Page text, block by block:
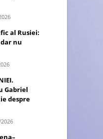
al Rusiei:
nu
Gabriel
despre